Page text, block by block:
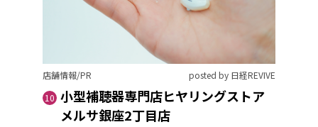
店舗情報/PR
posted by 日経REVIVE
10 小型補聴器専門店ヒヤリングストア
メルサ銀座2丁目店